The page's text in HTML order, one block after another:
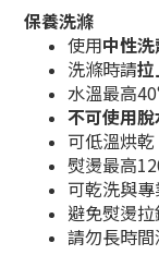
保養洗滌
使用中性洗
洗滌時請
水溫最高
不可使用
可低溫烘
熨燙最高
可乾洗與
避免熨燙
請勿長時間